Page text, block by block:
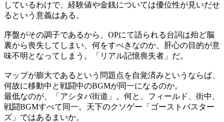
しているわけで、経験値や金銭については優位性が見いだせ
るという意義はある。
序盤がその調子であるから、OPにて語られる台詞は殆ど脳
裏から喪失してしまい、何をすべきなのか、肝心の目的が意
味不明となってしまう。「リアル記憶喪失者」だ。
マップが膨大であるという問題点を自覚済みというならば、
何故に移動中と戦闘中のBGMが同一になるのか。
最低なのが、「アシタバ街道」。何と、フィールド、街中、
戦闘BGMすべて同一。天下のクソゲー「ゴーストバスター
ズ」ではあるまいか。